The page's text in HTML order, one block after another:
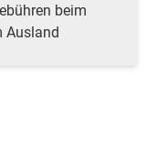
beim
Ausland